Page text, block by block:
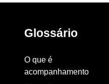
Glossário
O que é
acompanhamento